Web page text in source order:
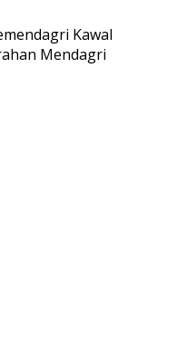
Kawal
Mendagri